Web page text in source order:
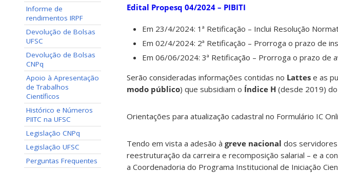
Informe de
rendimentos IRPF
Devolução de Bolsas
UFSC
Devolução de Bolsas
CNPq
Apoio à Apresentação
de Trabalhos
Científicos
Histórico e Números
PIITC na UFSC
Legislação CNPq
Legislação UFSC
Perguntas Frequentes
Edital Propesq 04/2024 – PIBITI
Em 23/4/2024: 1ª Retificação – Inclui Resolução
Em 02/4/2024: 2ª Retificação – Prorroga o prazo de
Em 06/06/2024: 3ª Retificação – Prorroga o prazo de
Serão consideradas informações contidas no Lattes e as
modo público) que subsidiam o Índice H (desde 2019)
Orientações para atualização cadastral no Formulário IC
Tendo em vista a adesão à greve nacional dos
reestruturação da carreira e recomposição salarial – e a
a Coordenadoria do Programa Institucional de Iniciação